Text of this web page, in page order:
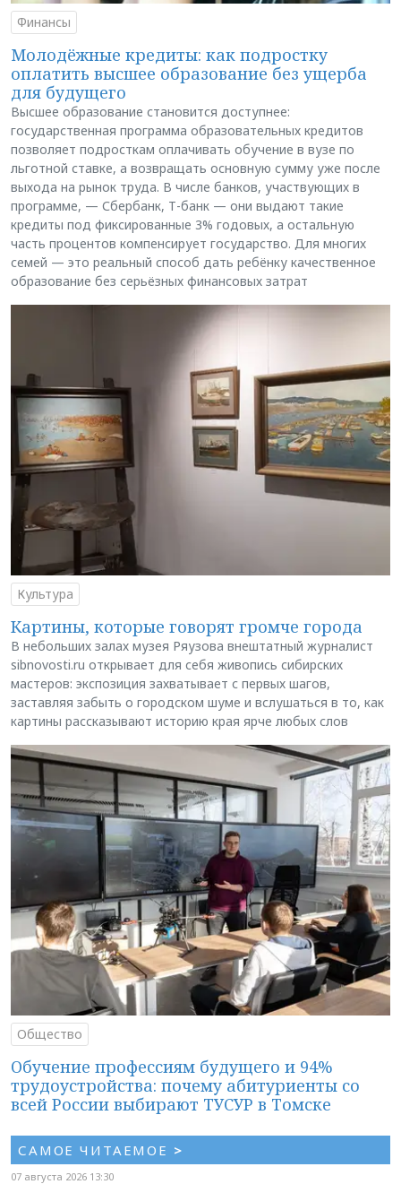
Финансы
Молодёжные кредиты: как подростку
оплатить высшее образование без ущерба
для будущего
Высшее образование становится доступнее:
государственная программа образовательных кредитов
позволяет подросткам оплачивать обучение в вузе по
льготной ставке, а возвращать основную сумму уже после
выхода на рынок труда. В числе банков, участвующих в
программе, — Сбербанк, Т-банк — они выдают такие
кредиты под фиксированные 3% годовых, а остальную
часть процентов компенсирует государство. Для многих
семей — это реальный способ дать ребёнку качественное
образование без серьёзных финансовых затрат
Культура
Картины, которые говорят громче города
В небольших залах музея Ряузова внештатный журналист
sibnovosti.ru открывает для себя живопись сибирских
мастеров: экспозиция захватывает с первых шагов,
заставляя забыть о городском шуме и вслушаться в то, как
картины рассказывают историю края ярче любых слов
Общество
Обучение профессиям будущего и 94%
трудоустройства: почему абитуриенты со
всей России выбирают ТУСУР в Томске
САМОЕ ЧИТАЕМОЕ >
07 августа 2026 13:30